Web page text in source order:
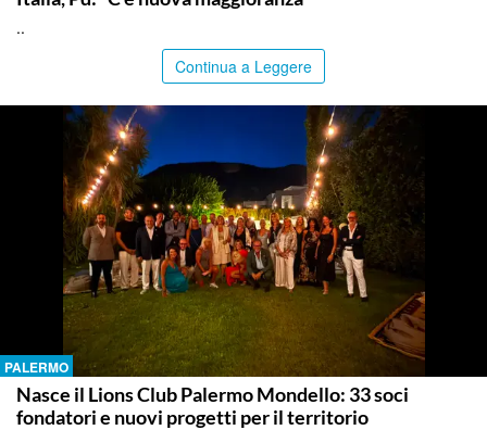
..
Continua a Leggere
PALERMO
Nasce il Lions Club Palermo Mondello: 33 soci
fondatori e nuovi progetti per il territorio